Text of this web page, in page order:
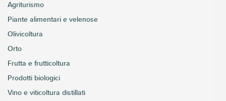
Agriturismo
Piante alimentari e velenose
Olivicoltura
Orto
Frutta e frutticoltura
Prodotti biologici
Vino e viticoltura distillati